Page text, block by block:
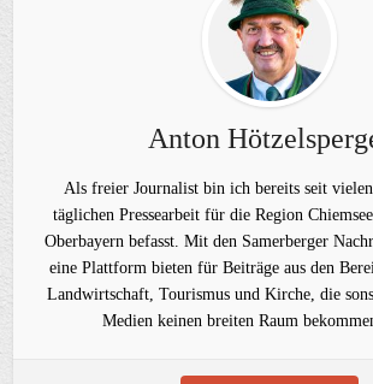
Anton
Als freier Journalist bin ich bereits seit
täglichen Pressearbeit für die Region
Oberbayern befasst. Mit den Samerberger
eine Plattform bieten für Beiträge aus den
Landwirtschaft, Tourismus und Kirche, die
Medien keinen breiten Raum